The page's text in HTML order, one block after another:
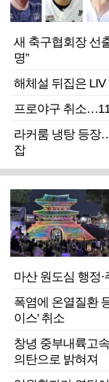
새 축구협회장 선
명”
해체설 뒤집은
프로야구 취소
라커룸 냉탕 등장
잡
마산 원도심 행정
폭염에 온열질환
이스' 취소
창녕 중부내륙고
의탄으로 밝혀져